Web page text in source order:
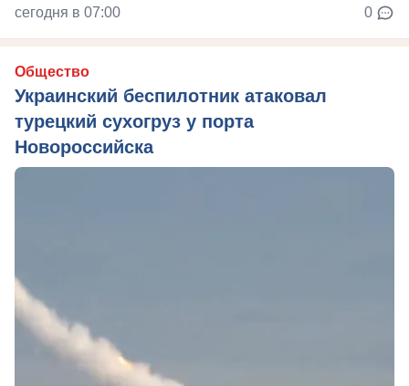
сегодня в 07:00 0
Общество
Украинский беспилотник атаковал
турецкий сухогруз у порта
Новороссийска